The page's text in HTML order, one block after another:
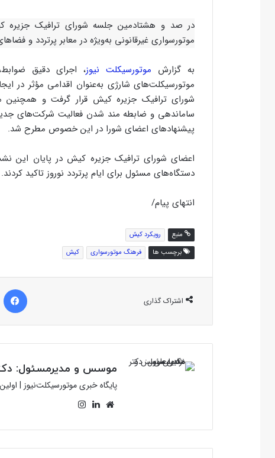
در صد و هشتادمین جلسه شورای ترافیک جزیره
موتورسواری غیرقانونی به‌ویژه در معابر پرتردد و
به گزارش موتورسیکلت نیوز، اجرای دقیق
موتورسیکلت‌های شارژی به‌عنوان اقدامی مؤثر در
شورای ترافیک جزیره کیش قرار گرفت و
ساماندهی و ضابطه ‌مند شدن فعالیت شرکت‌های
پیشنهادهای اعضای شورا در این خصوص مطرح شد.
اعضای شورای ترافیک جزیره کیش در پایان این
دستگاه‌های مسئول برای ایام پرتردد نوروز تاکید کردند.
انتهای پیام/
منبع
رویکرد کیش
برچسب ها
فرهنگ موتورسوارى کیش
اشتراک گذاری
موسس و مدیرمسئول:
پایگاه خبری موتورسیکلت‌نیوز |
وبسایتلینکدین